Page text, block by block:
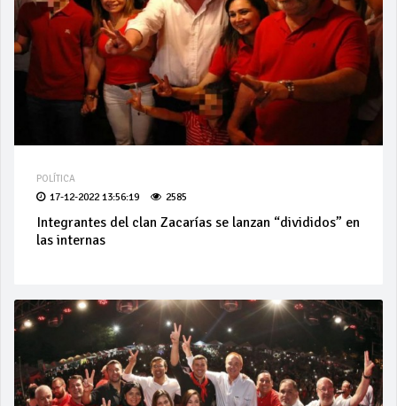
POLÍTICA
17-12-2022 13:56:19 2585
Integrantes del clan Zacarías se lanzan “divididos” en
las internas